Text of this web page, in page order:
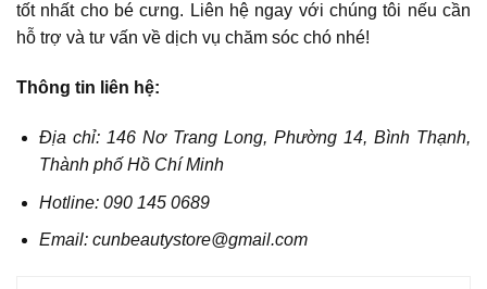
tốt nhất cho bé cưng. Liên hệ ngay với chúng tôi nếu cần
hỗ trợ và tư vấn về dịch vụ chăm sóc chó nhé!
Thông tin liên hệ:
Địa chỉ: 146 Nơ Trang Long, Phường 14, Bình Thạnh,
Thành phố Hồ Chí Minh
Hotline: 090 145 0689
Email: cunbeautystore@gmail.com